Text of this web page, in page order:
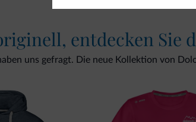
entdecken Sie
uns gefragt. Die neue Kollektion von